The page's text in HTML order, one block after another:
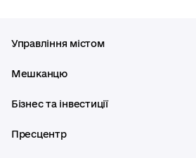
Управління містом
Мешканцю
Бізнес та інвестиції
Пресцентр